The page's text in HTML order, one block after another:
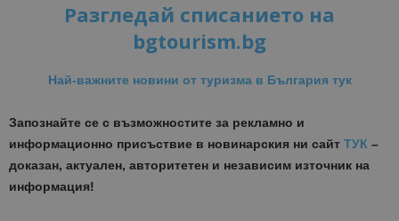
Разгледай списанието на
bgtourism.bg
Най-важните новини от туризма в България тук
Запознайте се с възможностите за рекламно и
информационно присъствие в новинарския ни сайт ТУК –
доказан, актуален, авторитетен и независим източник на
информация!